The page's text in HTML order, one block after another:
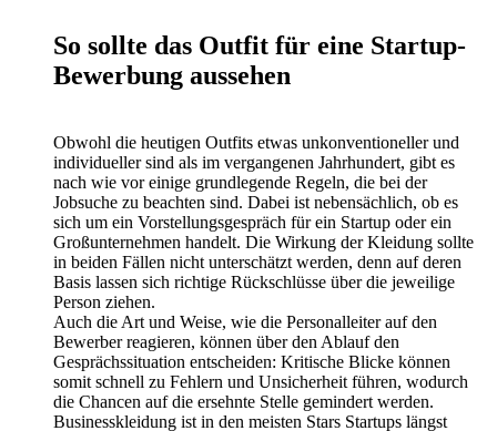
So sollte das Outfit für eine Startup-
Bewerbung aussehen
Obwohl die heutigen Outfits etwas unkonventioneller und
individueller sind als im vergangenen Jahrhundert, gibt es
nach wie vor einige grundlegende Regeln, die bei der
Jobsuche zu beachten sind. Dabei ist nebensächlich, ob es
sich um ein Vorstellungsgespräch für ein Startup oder ein
Großunternehmen handelt. Die Wirkung der Kleidung sollte
in beiden Fällen nicht unterschätzt werden, denn auf deren
Basis lassen sich richtige Rückschlüsse über die jeweilige
Person ziehen.
Auch die Art und Weise, wie die Personalleiter auf den
Bewerber reagieren, können über den Ablauf den
Gesprächssituation entscheiden: Kritische Blicke können
somit schnell zu Fehlern und Unsicherheit führen, wodurch
die Chancen auf die ersehnte Stelle gemindert werden.
Businesskleidung ist in den meisten Stars Startups längst